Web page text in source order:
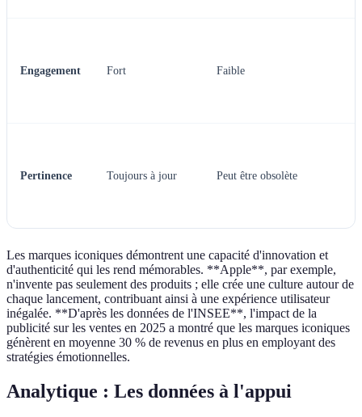
Engagement Fort Faible
Pertinence Toujours à jour Peut être obsolète
Les marques iconiques démontrent une capacité d'innovation et
d'authenticité qui les rend mémorables. **Apple**, par exemple,
n'invente pas seulement des produits ; elle crée une culture autour de
chaque lancement, contribuant ainsi à une expérience utilisateur
inégalée. **D'après les données de l'INSEE**, l'impact de la
publicité sur les ventes en 2025 a montré que les marques iconiques
génèrent en moyenne 30 % de revenus en plus en employant des
stratégies émotionnelles.
Analytique : Les données à l'appui